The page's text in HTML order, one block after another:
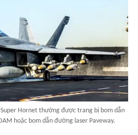
Super Hornet thường được trang bị bom dẫn
hoặc bom dẫn đường laser Paveway.